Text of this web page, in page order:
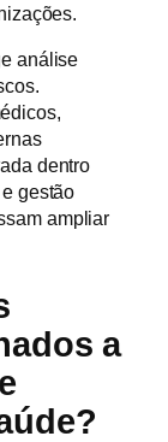
análise
dentro
gestão
ampliar
a